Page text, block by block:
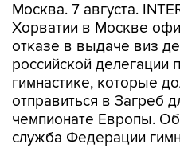
Москва. 7 августа.
Хорватии в Москве
отказе в выдаче виз
российской делегации
гимнастике, которые
отправиться в Загреб
чемпионате Европы.
служба Федерации